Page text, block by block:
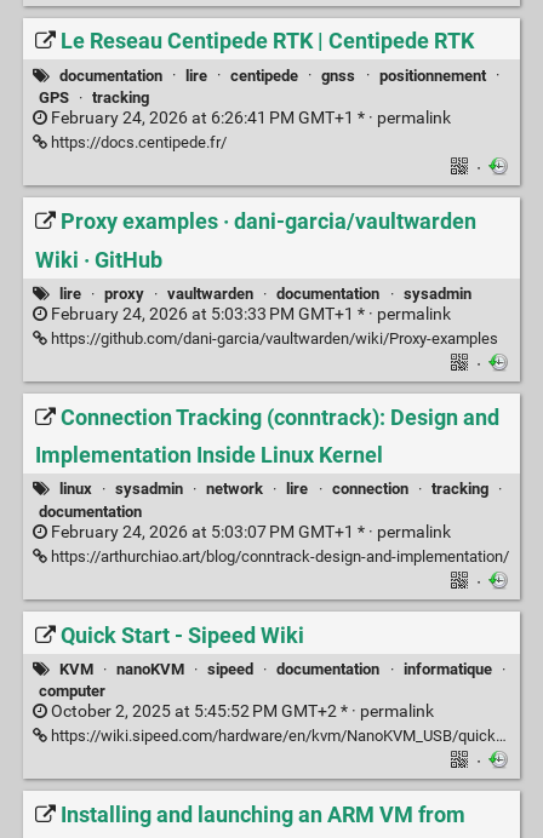
Le Reseau Centipede RTK | Centipede RTK
documentation · lire · centipede · gnss · positionnement
·
GPS
· tracking
February 24, 2026 at 6:26:41 PM GMT+1 * · permalink
https://docs.centipede.fr/
·
Proxy examples · dani-garcia/vaultwarden
Wiki · GitHub
lire · proxy · vaultwarden · documentation · sysadmin
February 24, 2026 at 5:03:33 PM GMT+1 * · permalink
https://github.com/dani-garcia/vaultwarden/wiki/Proxy-examples
·
Connection Tracking (conntrack): Design and
Implementation Inside Linux Kernel
linux · sysadmin · network · lire · connection · tracking
·
documentation
February 24, 2026 at 5:03:07 PM GMT+1 * · permalink
https://arthurchiao.art/blog/conntrack-design-and-implementation/
·
Quick Start - Sipeed Wiki
KVM · nanoKVM · sipeed · documentation · informatique
·
computer
October 2, 2025 at 5:45:52 PM GMT+2 * · permalink
https://wiki.sipeed.com/hardware/en/kvm/NanoKVM_USB/quick_start.html
·
Installing and launching an ARM VM from